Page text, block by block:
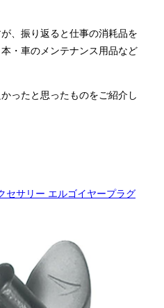
、振り返ると仕事の消耗品を
・車のメンテナンス用品など
ったと思ったものをご紹介し
セサリー エルゴイヤープラグ